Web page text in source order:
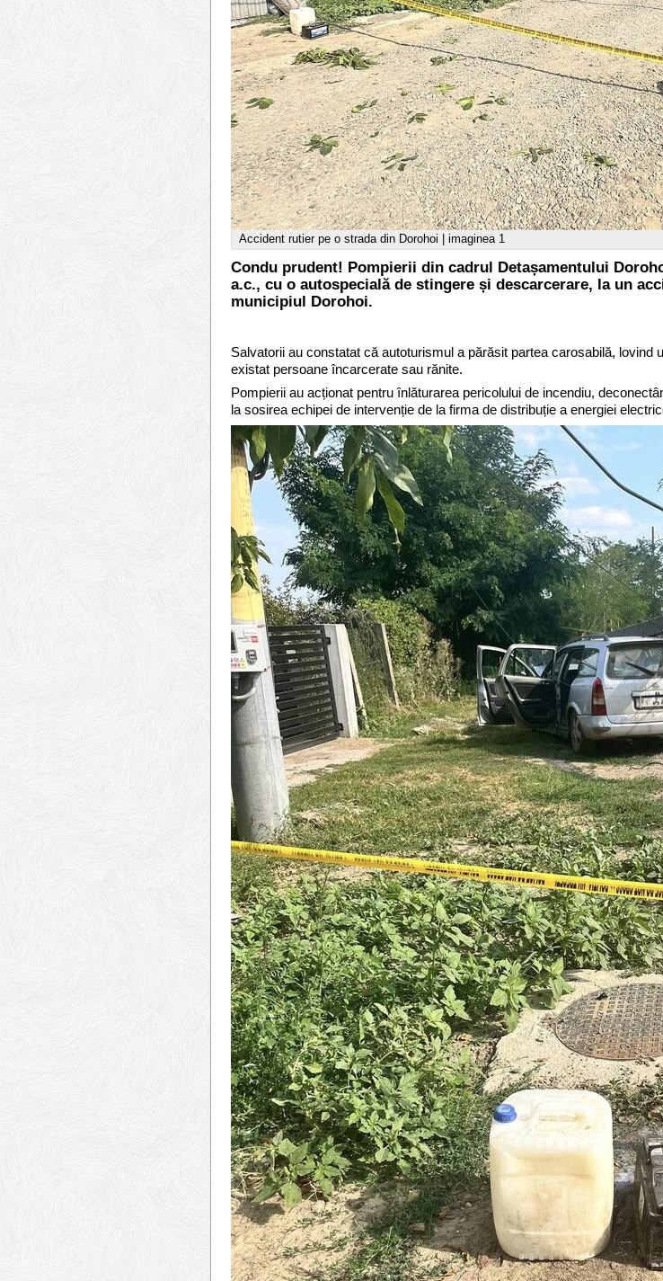
Accident rutier pe o strada din Dorohoi | imaginea 1
Condu prudent! Pompierii din cadrul Detașamentului
a.c., cu o autospecială de stingere și descarcerare, la un
municipiul Dorohoi.
Salvatorii au constatat că autoturismul a părăsit partea carosabilă,
existat persoane încarcerate sau rănite.
Pompierii au acționat pentru înlăturarea pericolului de incendiu,
la sosirea echipei de intervenție de la firma de distribuție a energiei